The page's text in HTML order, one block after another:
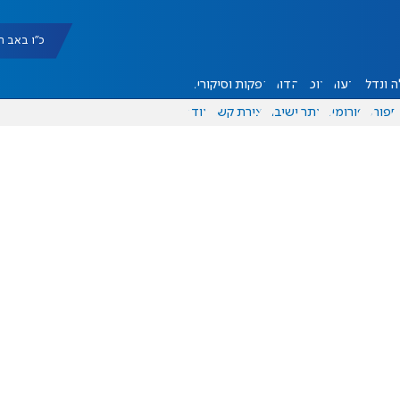
כ"ו באב
ונדל"ן דעות אוכל יהדות הפקות וסיקורים
ספורט פורומים אתר ישיבה יצירת קשר עוד